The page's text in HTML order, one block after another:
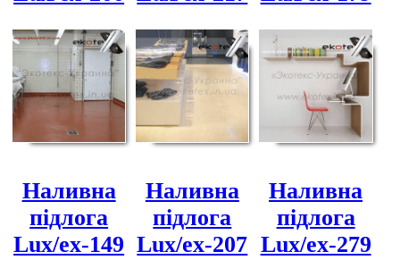
Наливна
підлога
Lux/ex-149
Наливна
підлога
Lux/ex-207
Наливна
підлога
Lux/ex-279